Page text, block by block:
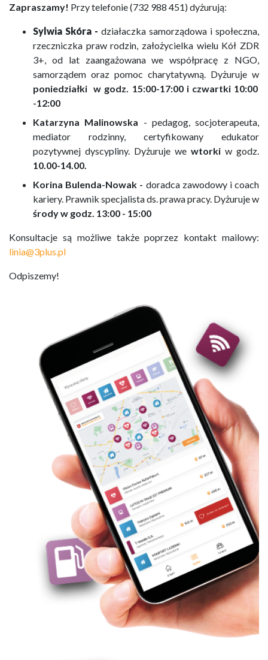
Zapraszamy! Przy telefonie (732 988 451) dyżurują:
Sylwia Skóra - działaczka samorządowa i społeczna,
rzeczniczka praw rodzin, założycielka wielu Kół ZDR
3+, od lat zaangażowana we współpracę z NGO,
samorządem oraz pomoc charytatywną. Dyżuruje w
poniedziałki w godz. 15:00-17:00 i czwartki 10:00
-12:00
Katarzyna Malinowska - pedagog, socjoterapeuta,
mediator rodzinny, certyfikowany edukator
pozytywnej dyscypliny. Dyżuruje we wtorki w godz.
10.00-14.00.
Korina Bulenda-Nowak - doradca zawodowy i coach
kariery. Prawnik specjalista ds. prawa pracy. Dyżuruje w
środy w godz. 13:00 - 15:00
Konsultacje są możliwe także poprzez kontakt mailowy:
linia@3plus.pl
Odpiszemy!